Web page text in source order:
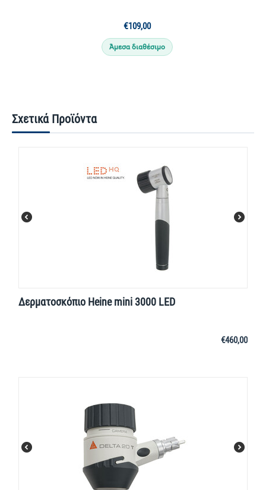
€109,00
Άμεσα διαθέσιμο
Σχετικά Προϊόντα
Δερματοσκόπιο Heine mini 3000 LED
€460,00